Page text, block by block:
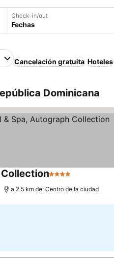
Check-in/out
Fechas
Cancelación gratuita Hoteles
Dominicana
4 Estrellas
a 2.5 km de: Centro de la ciudad